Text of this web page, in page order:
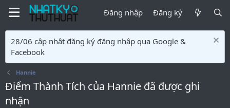
Đăng nhập Đăng ký
28/06 cập nhật đăng ký đăng nhập qua Google &
Facebook
Hannie
Điểm Thành Tích của Hannie đã được ghi
nhận